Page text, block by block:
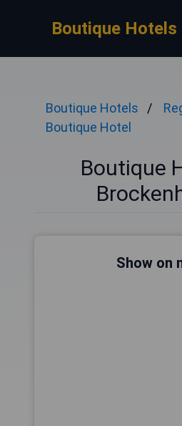
Boutique Hotels
Boutique Hotels
Boutique Hotel
Boutique
Show on